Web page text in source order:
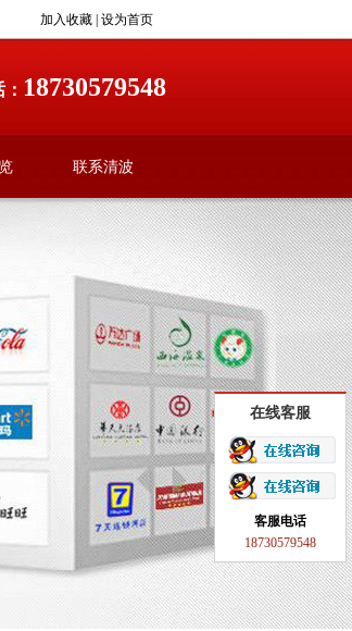
加入收藏 设为首页
18730579548
联系清波
在线客服
客服电话
18730579548